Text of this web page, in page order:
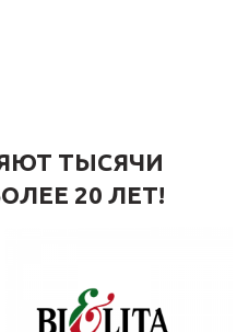
ТЫСЯЧИ
20 ЛЕТ!